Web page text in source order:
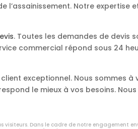
l’assainissement. Notre
. Toutes les demandes de devis
commercial répond sous 24
exceptionnel. Nous sommes
le mieux à vos besoins.
Dans le cadre de notre engagement